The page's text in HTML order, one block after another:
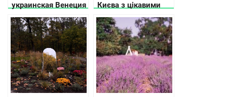
украинская Венеция
в Одесской области
Києва з цікавими
фішками, які варто
відвідати